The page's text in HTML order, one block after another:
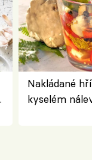
Nakládané
kyselém